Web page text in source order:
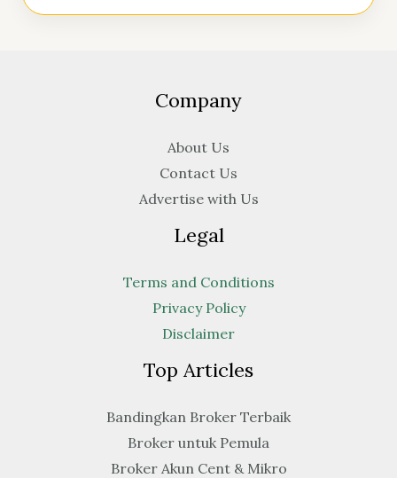
Company
About Us
Contact Us
Advertise with Us
Legal
Terms and Conditions
Privacy Policy
Disclaimer
Top Articles
Bandingkan Broker Terbaik
Broker untuk Pemula
Broker Akun Cent & Mikro